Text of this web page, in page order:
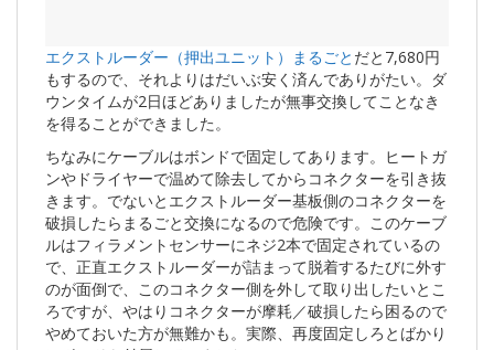
エクストルーダー（押出ユニット）まるごと だと7,680円
もするので、それよりはだいぶ安く済んでありがたい。ダ
ウンタイムが2日ほどありましたが無事交換してことなき
を得ることができました。
ちなみにケーブルはボンドで固定してあります。ヒートガ
ンやドライヤーで温めて除去してからコネクターを引き抜
きます。でないとエクストルーダー基板側のコネクターを
破損したらまるごと交換になるので危険です。このケーブ
ルはフィラメントセンサーにネジ2本で固定されているの
で、正直エクストルーダーが詰まって脱着するたびに外す
のが面倒で、このコネクター側を外して取り出したいとこ
ろですが、やはりコネクターが摩耗／破損したら困るので
やめておいた方が無難かも。実際、再度固定しろとばかり